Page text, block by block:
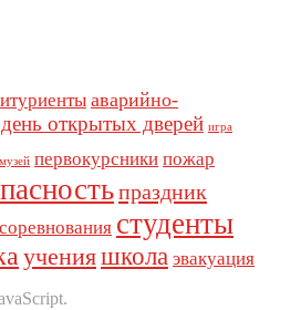
аварийно-
день открытых дверей игра
музей первокурсники пожар
праздник
соревнования студенты
ученияшкола эвакуация